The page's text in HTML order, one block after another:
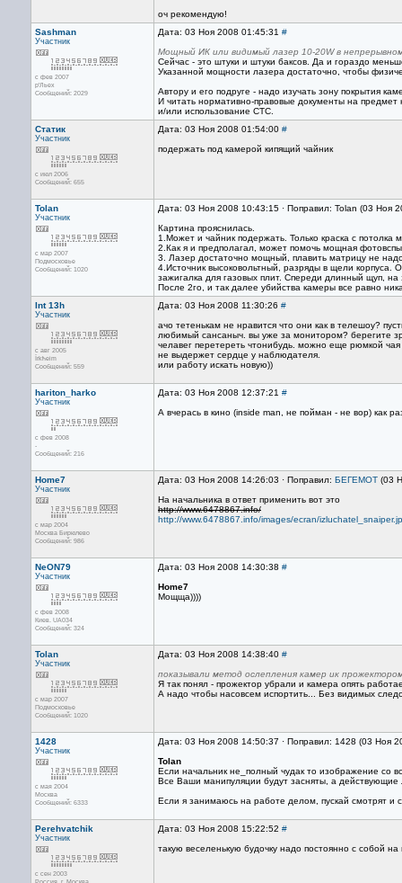
оч рекомендую!
Sashman
Участник
с фев 2007
р'Льех
Сообщений: 2029
Дата: 03 Ноя 2008 01:45:31 #
Мощный ИК или видимый лазер 10-20W в
Сейчас - это штуки и штуки баксов. Да и гораздо
Указанной мощности лазера достаточно, чтобы
Автору и его подруге - надо изучать зону покрытия
И читать нормативно-правовые документы на
и/или использование СТС.
Статик
Участник
с июл 2006
Сообщений: 655
Дата: 03 Ноя 2008 01:54:00 #
подержать под камерой кипящий чайник
Tolan
Участник
с мар 2007
Подмосковье
Сообщений: 1020
Дата: 03 Ноя 2008 10:43:15 · Поправил: Tolan (03 Ноя
Картина прояснилась.
1.Может и чайник подержать. Только краска с потолка
2.Как я и предполагал, может помочь мощная
3. Лазер достаточно мощный, плавить матрицу не
4.Источник высоковольтный, разряды в щели
зажигалка для газовых плит. Спереди длинный щуп,
После 2го, и так далее убийства камеры все равно
Int 13h
Участник
с авг 2005
Їrkћeim
Сообщений: 559
Дата: 03 Ноя 2008 11:30:26 #
ачо тетенькам не нравится что они как в телешоу?
любимый сансаныч. вы уже за монитором? берегите
челавег перетереть чтонибудь. можно еще рюмкой
не выдержет сердце у наблюдателя.
или работу искать новую))
hariton_harko
Участник
с фев 2008
-
Сообщений: 216
Дата: 03 Ноя 2008 12:37:21 #
А вчерась в кино (inside man, не пойман - не вор) как
Home7
Участник
с мар 2004
Москва Бирюлево
Сообщений: 986
Дата: 03 Ноя 2008 14:26:03 · Поправил: БЕГЕМОТ (03
На начальника в ответ применить вот это
http://www.6478867.info/
http://www.6478867.info/images/ecran/
NeON79
Участник
с фев 2008
Киев. UA034
Сообщений: 324
Дата: 03 Ноя 2008 14:30:38 #
Home7
Мощща))))
Tolan
Участник
с мар 2007
Подмосковье
Сообщений: 1020
Дата: 03 Ноя 2008 14:38:40 #
показывали метод ослепления камер ик
Я так понял - прожектор убрали и камера опять
А надо чтобы насовсем испортить... Без видимых
1428
Участник
с мая 2004
Москва
Сообщений: 6333
Дата: 03 Ноя 2008 14:50:37 · Поправил: 1428 (03 Ноя
Tolan
Если начальник не_полный чудак то изображение со
Все Ваши манипуляции будут засняты, а
Если я занимаюсь на работе делом, пускай смотрят и
Perehvatchik
Участник
с сен 2003
Дата: 03 Ноя 2008 15:22:52 #
такую веселенькую будочку надо постоянно с собой на